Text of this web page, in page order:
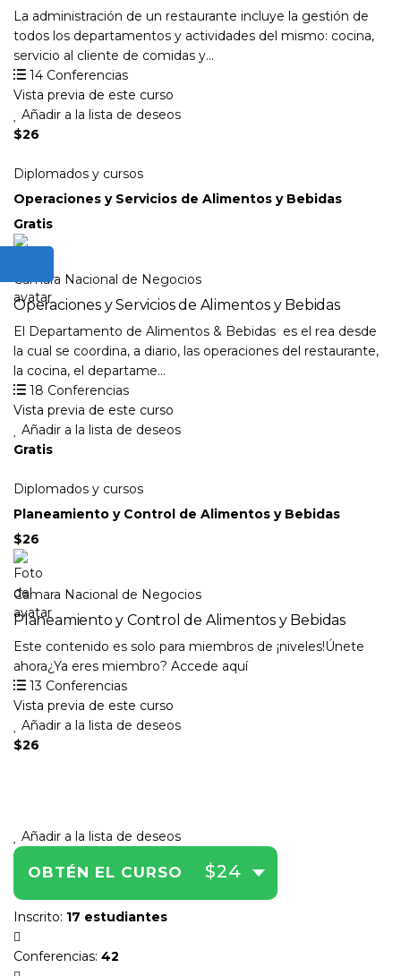
La administración de un restaurante incluye la gestión de
todos los departamentos y actividades del mismo: cocina,
servicio al cliente de comidas y...
14 Conferencias
Vista previa de este curso
Añadir a la lista de deseos
$26
Diplomados y cursos
Operaciones y Servicios de Alimentos y Bebidas
Gratis
Camara Nacional de Negocios
Operaciones y Servicios de Alimentos y Bebidas
El Departamento de Alimentos & Bebidas es el rea desde
la cual se coordina, a diario, las operaciones del restaurante,
la cocina, el departame...
18 Conferencias
Vista previa de este curso
Añadir a la lista de deseos
Gratis
Diplomados y cursos
Planeamiento y Control de Alimentos y Bebidas
$26
Camara Nacional de Negocios
Planeamiento y Control de Alimentos y Bebidas
Este contenido es solo para miembros de ¡niveles!Únete
ahora¿Ya eres miembro? Accede aquí
13 Conferencias
Vista previa de este curso
Añadir a la lista de deseos
$26
Añadir a la lista de deseos
OBTÉN EL CURSO $24
Inscrito: 17 estudiantes
Conferencias: 42